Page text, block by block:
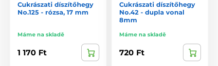
Cukrászati díszítőhegy
No.125 - rózsa, 17 mm
Máme na skladě
1 170 Ft
Cukrászati díszítőhegy
No.42 - dupla vonal
8mm
Máme na skladě
720 Ft